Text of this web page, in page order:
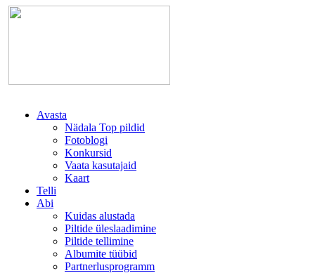
Avasta
Nädala Top pildid
Fotoblogi
Konkursid
Vaata kasutajaid
Kaart
Telli
Abi
Kuidas alustada
Piltide üleslaadimine
Piltide tellimine
Albumite tüübid
Partnerlusprogramm